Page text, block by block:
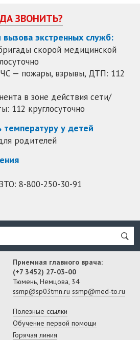
ЗВОНИТЬ?
экстренных служб:
скорой медицинской
ЧС — пожары, взрывы, ДТП: 112
в зоне действия сети/
112 круглосуточно
температуру у детей
родителей
8-800-250-30-91
Приемная главного врача:
(+7 3452) 27-03-00
Тюмень, Немцова, 34
ssmp@sp03tmn.ru ssmp@med-to.ru
Полезные ссылки
Обучение первой помощи
Горячая линия